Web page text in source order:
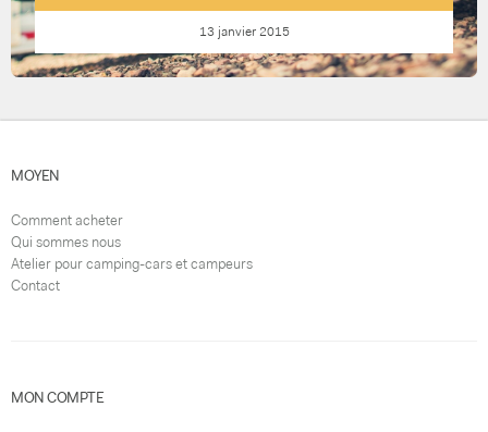
13 janvier 2015
MOYEN
Comment acheter
Qui sommes nous
Atelier pour camping-cars et campeurs
Contact
MON COMPTE